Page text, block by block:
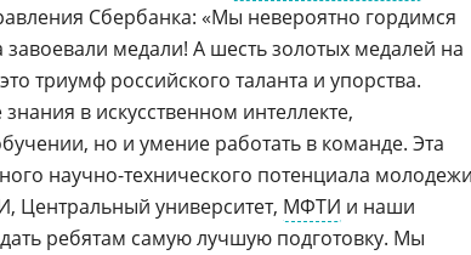
Сбербанка: «Мы невероятно гордимся
медали! А шесть золотых медалей на
триумф российского таланта и упорства.
в искусственном интеллекте,
но и умение работать в команде. Эта
научно-технического потенциала
Центральный университет, МФТИ и наши
ребятам самую лучшую подготовку. Мы